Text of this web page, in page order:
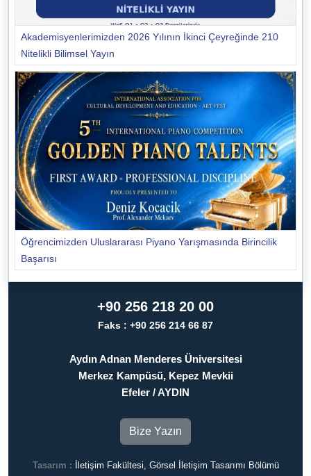
Akademisyenlerimizden 2026 Yılının İkinci Çeyreğinde 210
Nitelikli Bilimsel Yayın
Öğrencimizden Uluslararası Piyano Yarışmasında Birincilik
Başarısı
+90 256 218 20 00
Faks : +90 256 214 66 87
Aydın Adnan Menderes Üniversitesi
Merkez Kampüsü, Kepez Mevkii
Efeler / AYDIN
Bize Yazın
Tasarım : İletişim Fakültesi, Görsel İletişim Tasarımı Bölümü